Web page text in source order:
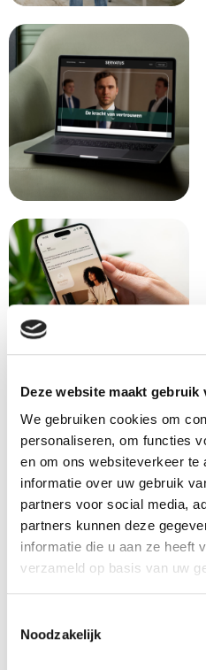
Deze website maakt gebruik
We gebruiken cookies om
personaliseren, om functies
en om ons websiteverkeer te
informatie over uw gebruik
partners voor social media,
partners kunnen deze
informatie die u aan ze heeft
verzameld op basis van uw
Noodzakelijk